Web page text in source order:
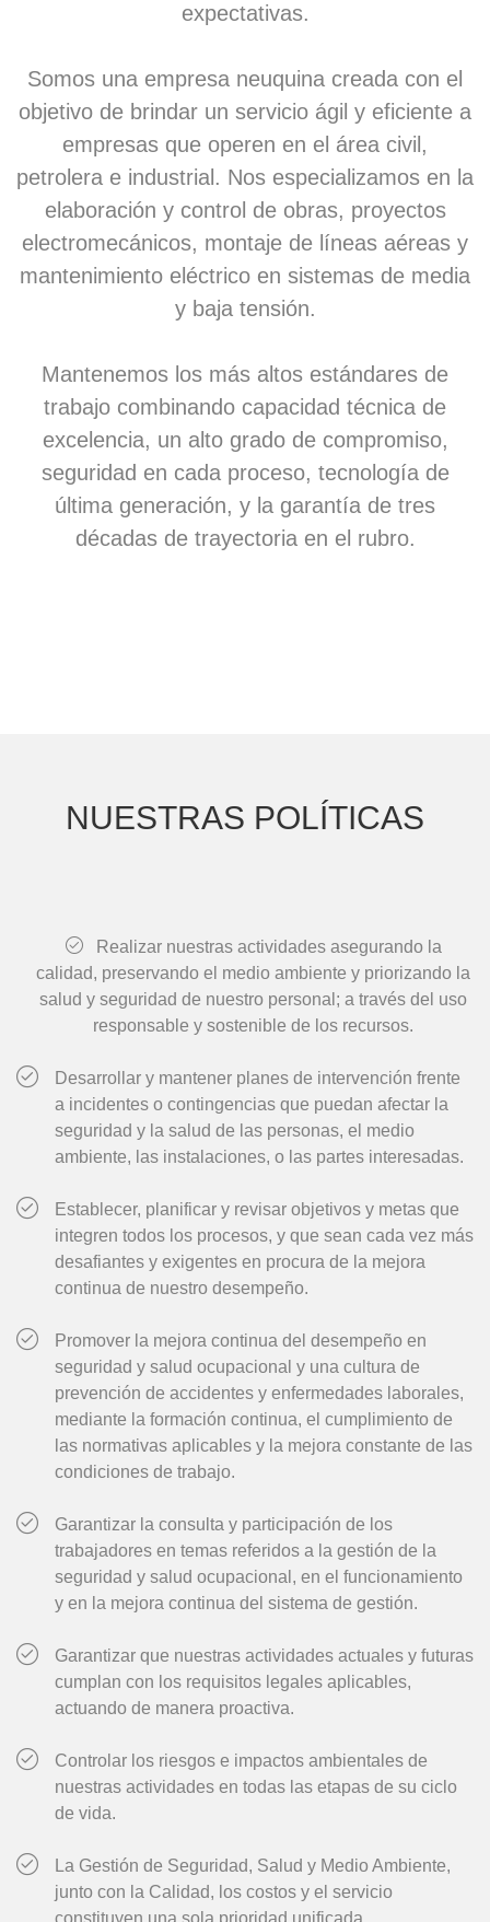
expectativas.
Somos una empresa neuquina creada con el
objetivo de brindar un servicio ágil y eficiente a
empresas que operen en el área civil,
petrolera e industrial. Nos especializamos en la
elaboración y control de obras, proyectos
electromecánicos, montaje de líneas aéreas y
mantenimiento eléctrico en sistemas de media
y baja tensión.
Mantenemos los más altos estándares de
trabajo combinando capacidad técnica de
excelencia, un alto grado de compromiso,
seguridad en cada proceso, tecnología de
última generación, y la garantía de tres
décadas de trayectoria en el rubro.
NUESTRAS POLÍTICAS
Realizar nuestras actividades asegurando la
calidad, preservando el medio ambiente y priorizando la
salud y seguridad de nuestro personal; a través del uso
responsable y sostenible de los recursos.
Desarrollar y mantener planes de intervención frente
a incidentes o contingencias que puedan afectar la
seguridad y la salud de las personas, el medio
ambiente, las instalaciones, o las partes interesadas.
Establecer, planificar y revisar objetivos y metas que
integren todos los procesos, y que sean cada vez más
desafiantes y exigentes en procura de la mejora
continua de nuestro desempeño.
Promover la mejora continua del desempeño en
seguridad y salud ocupacional y una cultura de
prevención de accidentes y enfermedades laborales,
mediante la formación continua, el cumplimiento de
las normativas aplicables y la mejora constante de las
condiciones de trabajo.
Garantizar la consulta y participación de los
trabajadores en temas referidos a la gestión de la
seguridad y salud ocupacional, en el funcionamiento
y en la mejora continua del sistema de gestión.
Garantizar que nuestras actividades actuales y futuras
cumplan con los requisitos legales aplicables,
actuando de manera proactiva.
Controlar los riesgos e impactos ambientales de
nuestras actividades en todas las etapas de su ciclo
de vida.
La Gestión de Seguridad, Salud y Medio Ambiente,
junto con la Calidad, los costos y el servicio
constituyen una sola prioridad unificada.